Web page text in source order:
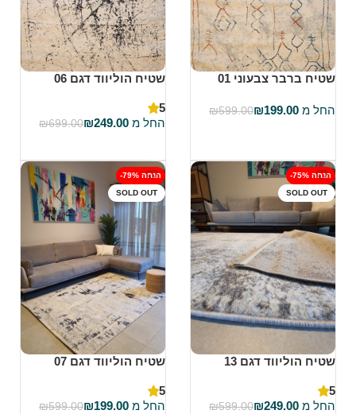
שטיח ברבר צבעוני 01
החל מ ₪199.00
₪599.00
שטיח הוליווד דגם 06
5
החל מ
₪249.00
₪699.00
-75% הנחה
SOLD OUT
שטיח הוליווד דגם 13
5
החל מ
₪249.00
₪599.00
-79% הנחה
SOLD OUT
שטיח הוליווד דגם 07
5
החל מ
₪199.00
₪599.00